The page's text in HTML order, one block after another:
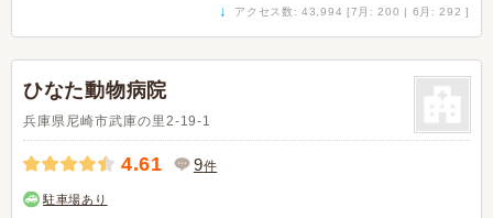
↓ アクセス数: 43,994 [7月: 200 | 6月: 292 ]
ひなた動物病院
兵庫県尼崎市武庫の里2-19-1
4.61 9件
駐車場あり